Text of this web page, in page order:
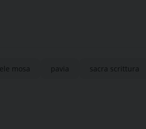
mosa pavia sacra scrittura